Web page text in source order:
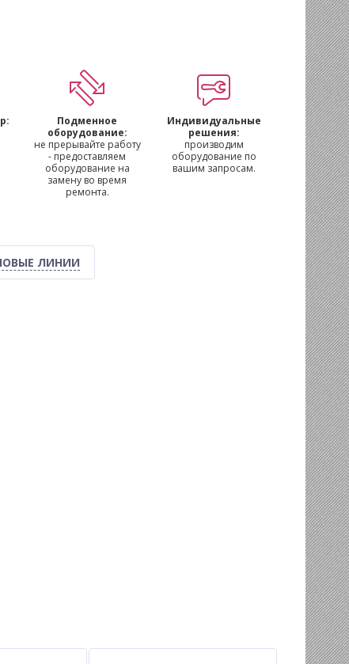
Подменное
оборудование:
не прерывайте работу
- предоставляем
оборудование на
замену во время
ремонта.
Индивидуальные
решения:
производим
оборудование по
вашим запросам.
ЛИНИИ